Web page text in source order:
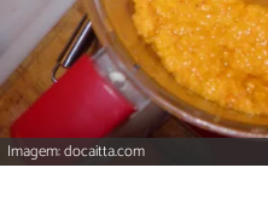
Imagem: docaitta.com